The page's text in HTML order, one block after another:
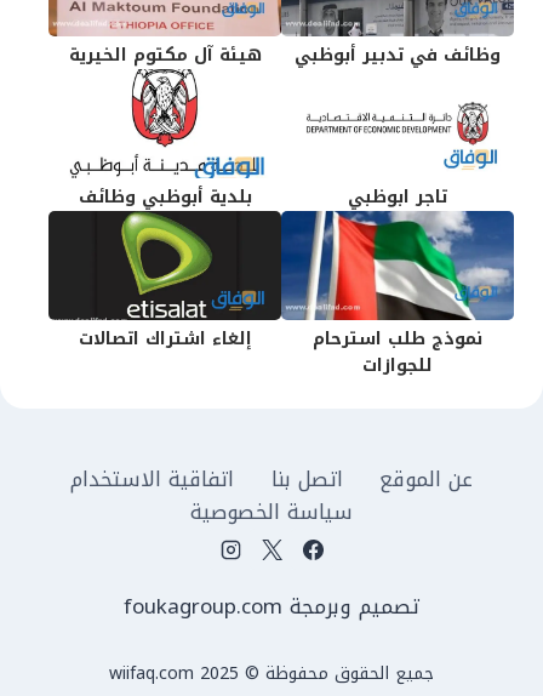
وظائف في تدبير أبوظبي هيئة آل مكتوم الخيرية
تاجر ابوظبي بلدية أبوظبي وظائف
نموذج طلب استرحام
للجوازات
إلغاء اشتراك اتصالات
عن الموقع اتصل بنا
اتفاقية الاستخدام
سياسة الخصوصية
تصميم وبرمجة foukagroup.com
جميع الحقوق محفوظة © wiifaq.com 2025